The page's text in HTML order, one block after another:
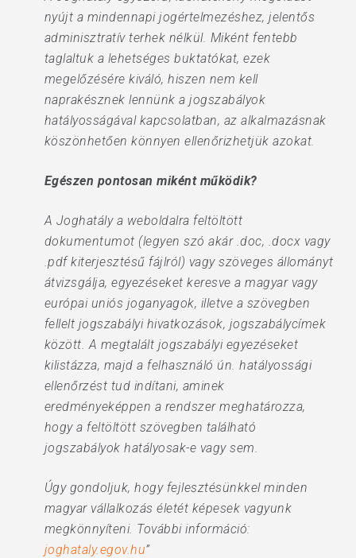
nyújt a mindennapi jogértelmezéshez, jelentős
adminisztratív terhek nélkül. Miként fentebb
taglaltuk a lehetséges buktatókat, ezek
megelőzésére kiváló, hiszen nem kell
naprakésznek lennünk a jogszabályok
hatályosságával kapcsolatban, az alkalmazásnak
köszönhetően könnyen ellenőrizhetjük azokat.
Egészen pontosan miként működik?
A Joghatály a weboldalra feltöltött
dokumentumot (legyen szó akár .doc, .docx vagy
.pdf kiterjesztésű fájlról) vagy szöveges állományt
átvizsgálja, egyezéseket keresve a magyar vagy
európai uniós joganyagok, illetve a szövegben
fellelt jogszabályi hivatkozások, jogszabálycímek
között. A megtalált jogszabályi egyezéseket
kilistázza, majd a felhasználó ún. hatályossági
ellenőrzést tud indítani, aminek
eredményeképpen a rendszer meghatározza,
hogy a feltöltött szövegben található
jogszabályok hatályosak-e vagy sem.
Úgy gondoljuk, hogy fejlesztésünkkel minden
magyar vállalkozás életét képesek vagyunk
megkönnyíteni. További információ:
joghataly.egov.hu”